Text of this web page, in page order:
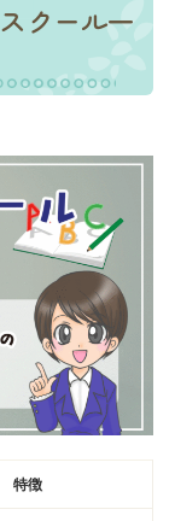
クール一
特徴